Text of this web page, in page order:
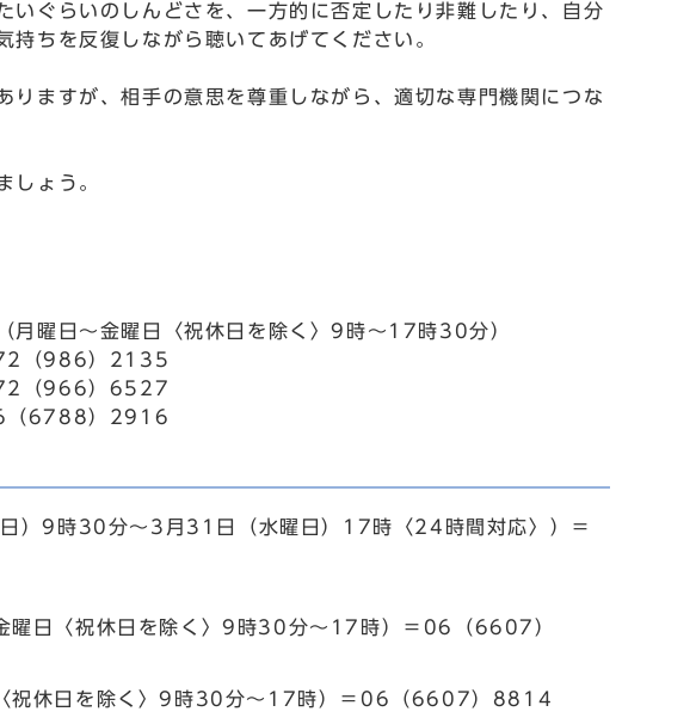
いぐらいのしんどさを、一方的に否定したり非難したり、自分
ちを反復しながら聴いてあげてください。
ますが、相手の意思を尊重しながら、適切な専門機関につな
しょう。
月曜日～金曜日〈祝休日を除く〉9時～17時30分）
（986）2135
（966）6527
（6788）2916
）9時30分～3月31日（水曜日）17時〈24時間対応〉）＝
曜日〈祝休日を除く〉9時30分～17時）＝06（6607）
祝休日を除く〉9時30分～17時）＝06（6607）8814